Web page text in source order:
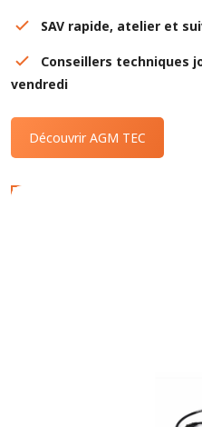
SAV rapide, atelier et
Conseillers techniques
vendredi
Découvrir AGM TEC